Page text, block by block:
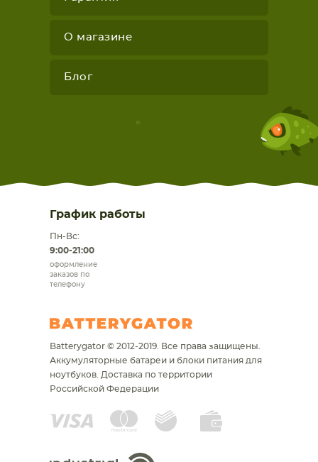
О магазине
Блог
График работы
Пн-Вс:
9:00-21:00
оформление
заказов по
телефону
Batterygator © 2012-2019. Все права защищены.
Аккумуляторные батареи и блоки питания для
ноутбуков. Доставка по территории
Российской Федерации